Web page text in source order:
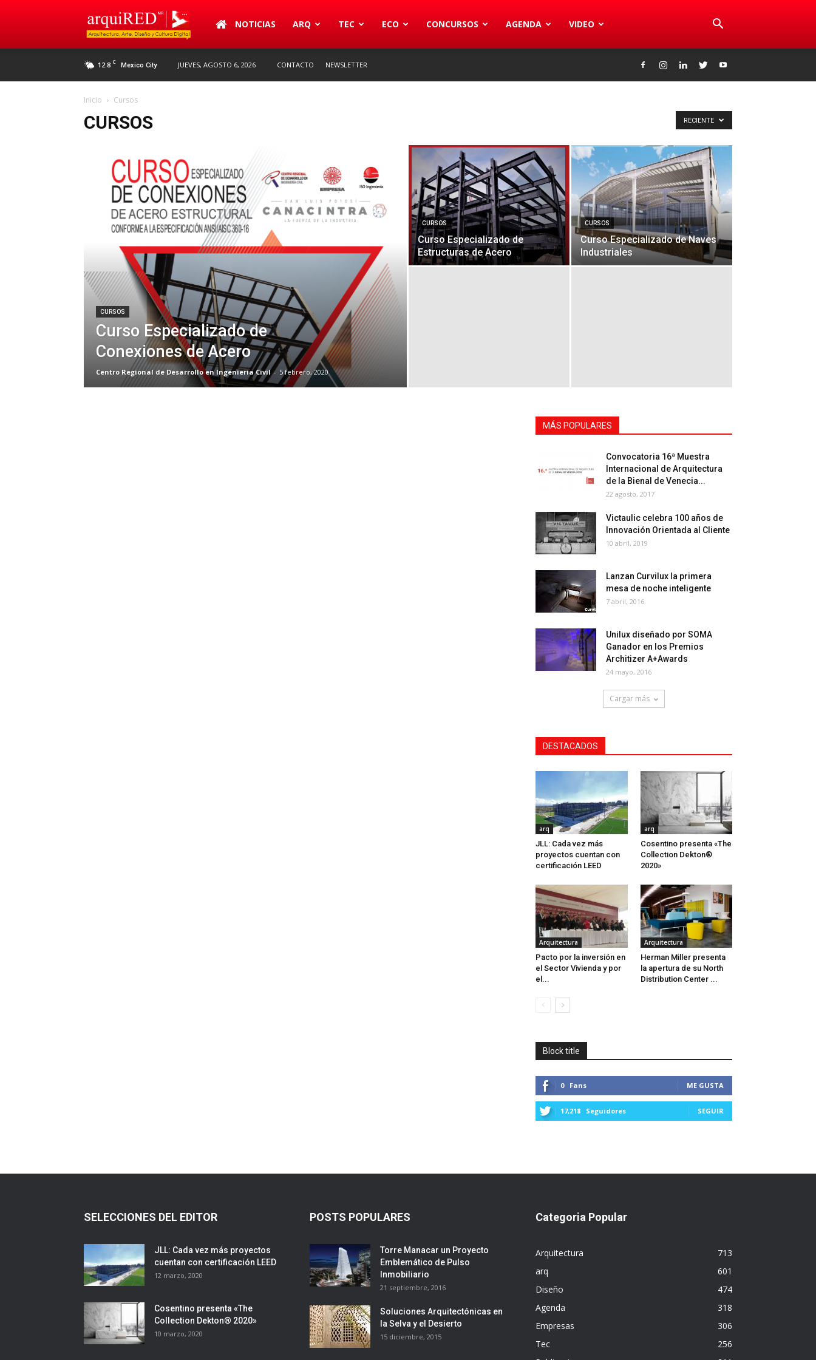
arquiREDNOTICIAS ARQ TEC ECO CONCURSOS AGENDA VIDEO
12.8 C Mexico City JUEVES, AGOSTO 6, 2026 CONTACTO NEWSLETTER
Inicio Cursos
CURSOS RECIENTE
CURSOS
Curso Especializado de
Conexiones de Acero
Centro Regional de Desarrollo en Ingenieria Civil - 5 febrero, 2020
CURSOS
Curso Especializado de
Estructuras de Acero
CURSOS
Curso Especializado de Naves
Industriales
MÁS POPULARES
Convocatoria 16ª Muestra
Internacional de Arquitectura
de la Bienal de Venecia...
22 agosto, 2017
Victaulic celebra 100 años de
Innovación Orientada al Cliente
10 abril, 2019
Lanzan Curvilux la primera
mesa de noche inteligente
7 abril, 2016
Unilux diseñado por SOMA
Ganador en los Premios
Architizer A+Awards
24 mayo, 2016
Cargar más
DESTACADOS
arq
JLL: Cada vez más
proyectos cuentan con
certificación LEED
arq
Cosentino presenta «The
Collection Dekton®
2020»
Arquitectura
Pacto por la inversión en
el Sector Vivienda y por
el...
Arquitectura
Herman Miller presenta
la apertura de su North
Distribution Center ...
Block title
0 Fans ME GUSTA
17,218 Seguidores SEGUIR
SELECCIONES DEL EDITOR
JLL: Cada vez más proyectos
cuentan con certificación LEED
12 marzo, 2020
Cosentino presenta «The
Collection Dekton® 2020»
10 marzo, 2020
POSTS POPULARES
Torre Manacar un Proyecto
Emblemático de Pulso
Inmobiliario
21 septiembre, 2016
Soluciones Arquitectónicas en
la Selva y el Desierto
15 diciembre, 2015
Categoria Popular
Arquitectura
713
arq
601
Diseño
474
Agenda
318
Empresas
306
Tec
256